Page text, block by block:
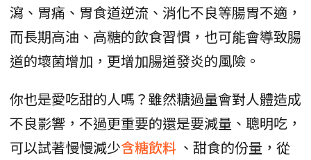
瀉、胃痛、胃食道逆流、消化不良等腸胃不適，
而長期高油、高糖的飲食習慣，也可能會導致腸
道的壞菌增加，更增加腸道發炎的風險。
你也是愛吃甜的人嗎？雖然糖過量會對人體造成
不良影響，不過更重要的還是要減量、聰明吃，
可以試著慢慢減少含糖飲料 、甜食的份量，從